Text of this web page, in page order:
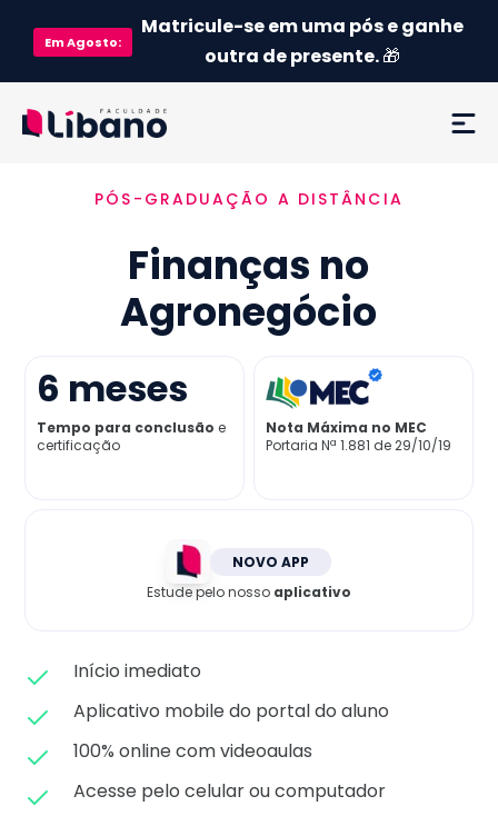
EmAgosto:
Matricule-se em uma pós e ganhe
outra de presente.🎁
Ementa
Como funciona
Credenciamento MEC
Preço
Já sou aluno
PÓS-GRADUAÇÃO A DISTÂNCIA
Finanças no
Agronegócio
6 meses
Tempo para conclusão e
certificação
Nota Máxima no MEC
Portaria Nª 1.881 de 29/10/19
NOVO APP
Estude pelo nosso aplicativo
Início imediato
Aplicativo mobile do portal do aluno
100% online com videoaulas
Acesse pelo celular ou computador